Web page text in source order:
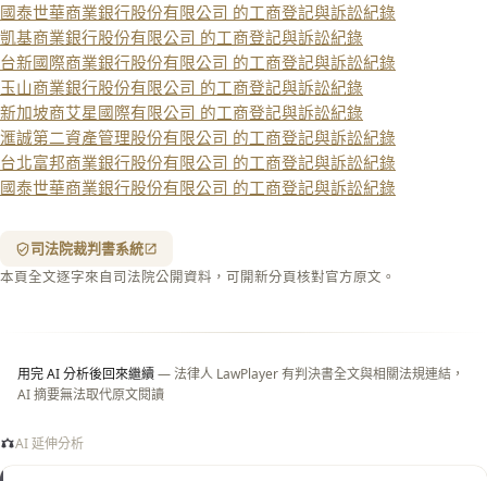
國泰世華商業銀行股份有限公司 的工商登記與訴訟紀錄
凱基商業銀行股份有限公司 的工商登記與訴訟紀錄
台新國際商業銀行股份有限公司 的工商登記與訴訟紀錄
玉山商業銀行股份有限公司 的工商登記與訴訟紀錄
新加坡商艾星國際有限公司 的工商登記與訴訟紀錄
滙誠第二資產管理股份有限公司 的工商登記與訴訟紀錄
台北富邦商業銀行股份有限公司 的工商登記與訴訟紀錄
國泰世華商業銀行股份有限公司 的工商登記與訴訟紀錄
司法院裁判書系統
本頁全文逐字來自司法院公開資料，可開新分頁核對官方原文。
用完 AI 分析後回來繼續— 法律人 LawPlayer 有判決書全文與相關法規連結，
AI 摘要無法取代原文閱讀
AI 延伸分析